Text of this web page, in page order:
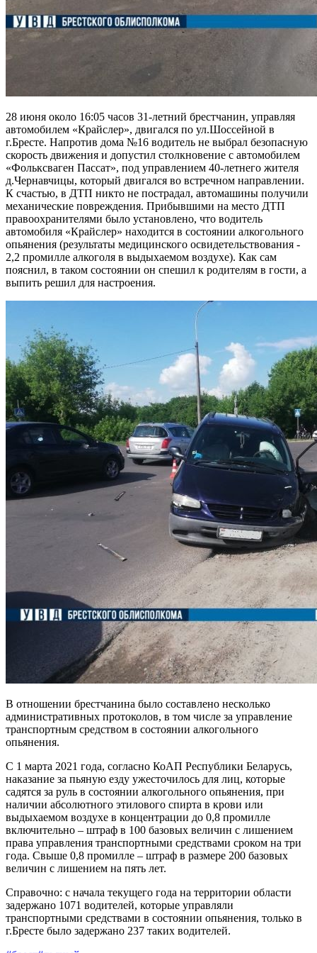
28 июня около 16:05 часов 31-летний брестчанин, управляя
автомобилем «Крайслер», двигался по ул.Шоссейной в
г.Бресте. Напротив дома №16 водитель не выбрал безопасную
скорость движения и допустил столкновение с автомобилем
«Фольксваген Пассат», под управлением 40-летнего жителя
д.Чернавчицы, который двигался во встречном направлении.
К счастью, в ДТП никто не пострадал, автомашины получили
механические повреждения. Прибывшими на место ДТП
правоохранителями было установлено, что водитель
автомобиля «Крайслер» находится в состоянии алкогольного
опьянения (результаты медицинского освидетельствования -
2,2 промилле алкоголя в выдыхаемом воздухе). Как сам
пояснил, в таком состоянии он спешил к родителям в гости, а
выпить решил для настроения.
В отношении брестчанина было составлено несколько
административных протоколов, в том числе за управление
транспортным средством в состоянии алкогольного
опьянения.
С 1 марта 2021 года, согласно КоАП Республики Беларусь,
наказание за пьяную езду ужесточилось для лиц, которые
садятся за руль в состоянии алкогольного опьянения, при
наличии абсолютного этилового спирта в крови или
выдыхаемом воздухе в концентрации до 0,8 промилле
включительно – штраф в 100 базовых величин с лишением
права управления транспортными средствами сроком на три
года. Свыше 0,8 промилле – штраф в размере 200 базовых
величин с лишением на пять лет.
Справочно: с начала текущего года на территории области
задержано 1071 водителей, которые управляли
транспортными средствами в состоянии опьянения, только в
г.Бресте было задержано 237 таких водителей.